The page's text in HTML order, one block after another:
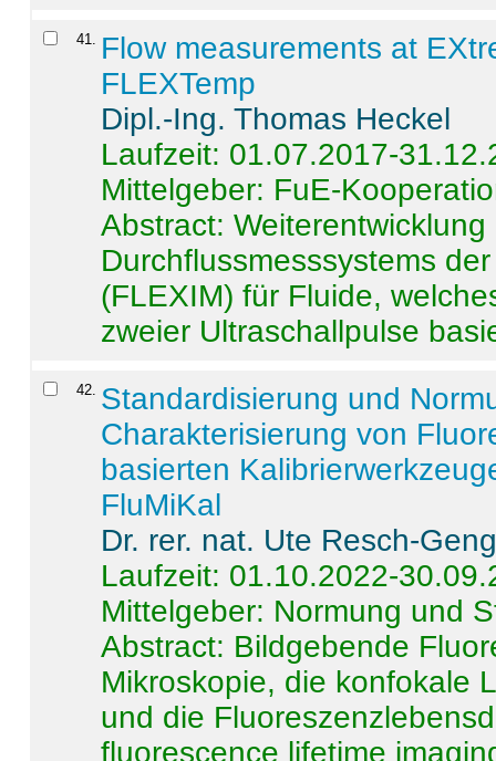
41. Flow measurements at
FLEXTemp
Dipl.-Ing. Thomas Heckel
Laufzeit: 01.07.2017-
Mittelgeber: FuE-
Abstract:
Durchflussmesssystems
(FLEXIM) für Fluide,
zweier Ultraschallpulse
42. Standardisierung und
Charakterisierung von
basierten
FluMiKal
Dr. rer. nat. Ute Resch-
Laufzeit: 01.10.2022-
Mittelgeber: Normung und
Abstract: Bildgebende
Mikroskopie, die konfokale
und die
fluorescence lifetime